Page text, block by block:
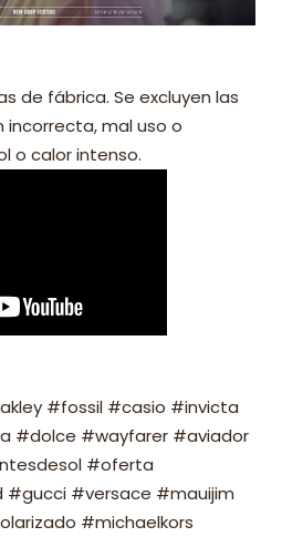
de fábrica. Se excluyen las
incorrecta, mal uso o
o calor intenso.
#fossil #casio #invicta
#dolce #wayfarer #aviador
#oferta
#versace #mauijim
#michaelkors